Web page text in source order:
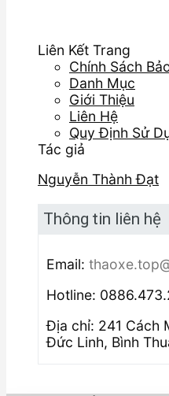
Liên Kết Trang
Chính Sách
Danh Mục
Giới Thiệu
Liên Hệ
Quy Định Sử
Tác giả
Nguyễn Thành Đạt
Thông tin liên hệ
Email:
Hotline:
Địa chỉ: 241 Cách
Đức Linh, Bình